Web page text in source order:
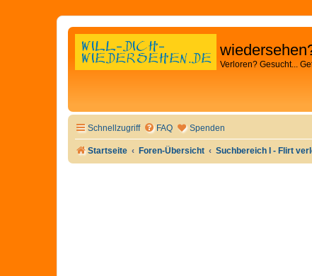
Verloren? Gesucht...
Schnellzugriff FAQ Spenden
Startseite Foren-Übersicht Suchbereich I - Flirt